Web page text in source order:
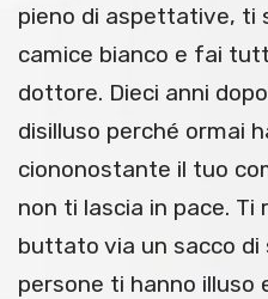
pieno di aspettative, ti
camice bianco e fai
dottore. Dieci anni
disilluso perché ormai
ciononostante il tuo
non ti lascia in pace. Ti
buttato via un sacco di
persone ti hanno illuso